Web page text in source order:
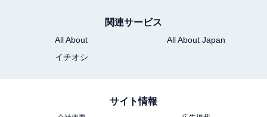
関連サービス
All About
All About Japan
イチオシ
サイト情報